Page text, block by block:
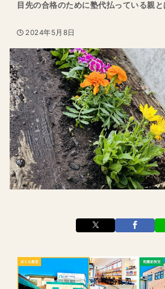
目先の合格のために塾代払っている親と
2024年5月8日